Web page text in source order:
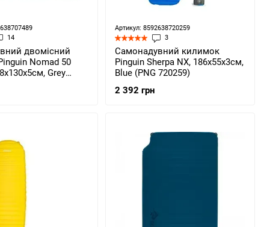
14
двомісний
Nomad 50
Grey
Артикул: 8592638720259
3
Самонадувний килимок
Pinguin Sherpa NX, 186x55x3см,
Blue (PNG 720259)
2 392 грн